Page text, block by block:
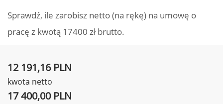
Sprawdź, ile zarobisz netto (na rękę) na umowę o
pracę z kwotą 17400 zł brutto.
12 191,16 PLN
kwota netto
17 400,00 PLN